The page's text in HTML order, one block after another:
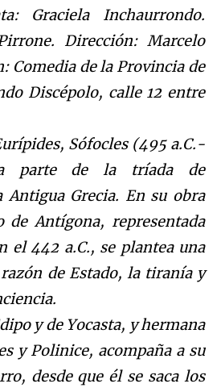
Graciela Inchaurrondo.
Dirección: Marcelo
Comedia de la Provincia de
Discépolo, calle 12 entre
Sófocles (495 a.C.-
parte de la tríada de
Antigua Grecia. En su obra
de Antígona, representada
el 442 a.C., se plantea una
de Estado, la tiranía y
y de Yocasta, y hermana
y Polinice, acompaña a su
desde que él se saca los